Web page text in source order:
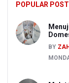
POPULAR
BY